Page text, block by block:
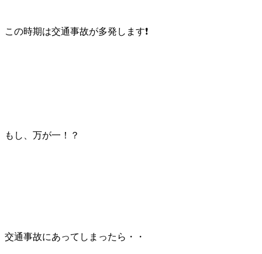
この時期は交通事故が多発します❗
もし、万が一！？
交通事故にあってしまったら・・